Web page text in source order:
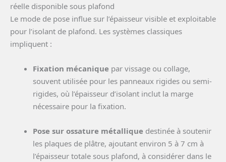
réelle disponible sous plafond
Le mode de pose influe sur l’épaisseur visible et exploitable
pour l’isolant de plafond. Les systèmes classiques
impliquent :
Fixation mécanique par vissage ou collage,
souvent utilisée pour les panneaux rigides ou semi-
rigides, où l’épaisseur d’isolant inclut la marge
nécessaire pour la fixation.
Pose sur ossature métallique destinée à soutenir
les plaques de plâtre, ajoutant environ 5 à 7 cm à
l’épaisseur totale sous plafond, à considérer dans le